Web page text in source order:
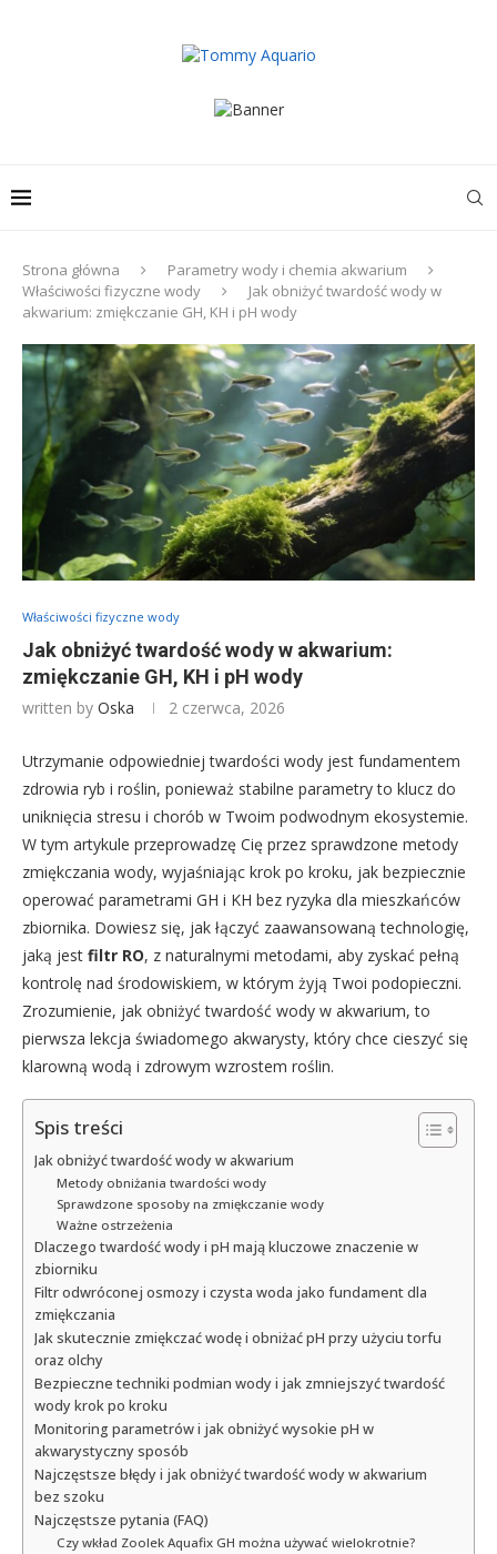
Strona główna
Parametry wody i chemia akwarium
Właściwości fizyczne wody
Jak obniżyć twardość wody w
akwarium: zmiękczanie GH, KH i pH wody
Właściwości fizyczne wody
Jak obniżyć twardość wody w akwarium:
zmiękczanie GH, KH i pH wody
written by Oska 2 czerwca, 2026
Utrzymanie odpowiedniej twardości wody jest fundamentem
zdrowia ryb i roślin, ponieważ stabilne parametry to klucz do
uniknięcia stresu i chorób w Twoim podwodnym ekosystemie.
W tym artykule przeprowadzę Cię przez sprawdzone metody
zmiękczania wody, wyjaśniając krok po kroku, jak bezpiecznie
operować parametrami GH i KH bez ryzyka dla mieszkańców
zbiornika. Dowiesz się, jak łączyć zaawansowaną technologię,
jaką jest filtr RO, z naturalnymi metodami, aby zyskać pełną
kontrolę nad środowiskiem, w którym żyją Twoi podopieczni.
Zrozumienie, jak obniżyć twardość wody w akwarium, to
pierwsza lekcja świadomego akwarysty, który chce cieszyć się
klarowną wodą i zdrowym wzrostem roślin.
Spis treści
Jak obniżyć twardość wody w akwarium
Metody obniżania twardości wody
Sprawdzone sposoby na zmiękczanie wody
Ważne ostrzeżenia
Dlaczego twardość wody i pH mają kluczowe znaczenie w
zbiorniku
Filtr odwróconej osmozy i czysta woda jako fundament dla
zmiękczania
Jak skutecznie zmiękczać wodę i obniżać pH przy użyciu torfu
oraz olchy
Bezpieczne techniki podmian wody i jak zmniejszyć twardość
wody krok po kroku
Monitoring parametrów i jak obniżyć wysokie pH w
akwarystyczny sposób
Najczęstsze błędy i jak obniżyć twardość wody w akwarium
bez szoku
Najczęstsze pytania (FAQ)
Czy wkład Zoolek Aquafix GH można używać wielokrotnie?